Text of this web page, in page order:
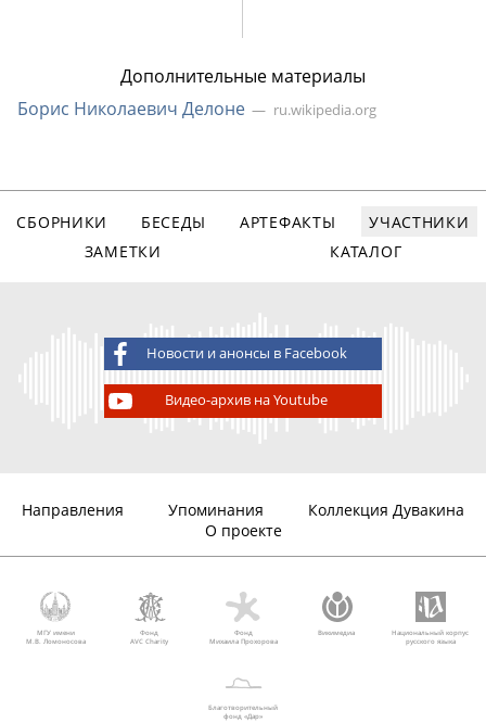
Дополнительные материалы
Борис Николаевич Делоне
ru.wikipedia.org
СБОРНИКИ БЕСЕДЫ АРТЕФАКТЫ
УЧАСТНИКИ
ЗАМЕТКИ
КАТАЛОГ
Новости и анонсы в Facebook
Видео-архив на Youtube
Направления Упоминания
Коллекция Дувакина
О проекте
МГУ имени
М.В. Ломоносова
Фонд
AVC Charity
Фонд
Михаила Прохорова
Викимедиа
Национальный корпус
русского языка
Благотворительный
фонд «Дар»